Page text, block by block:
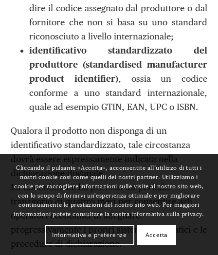
dire il codice assegnato dal produttore o dal
fornitore che non si basa su uno standard
riconosciuto a livello internazionale;
identificativo standardizzato del
produttore (standardised manufacturer
product identifier), ossia un codice
conforme a uno standard internazionale,
quale ad esempio GTIN, EAN, UPC o ISBN.
Qualora il prodotto non disponga di un
identificativo standardizzato, tale circostanza
dovrà essere espressamente indicata nella
dichiarazione doganale.
La Commissione ha previsto un periodo
transitorio di quattro mesi per consentire agli
operatori economici di adeguare
progressivamente i propri sistemi informatici e le
procedure di dichiarazione.
Cliccando il pulsante «Accetta», acconsentite all’utilizzo di tutti i
nostri cookie così come quelli dei nostri partner. Utilizziamo i
cookie per raccogliere informazioni sulle visite al nostro sito web,
con lo scopo di fornirvi un'esperienza ottimale e per migliorare
continuamente le prestazioni del nostro sito web. Per maggiori
informazioni potete consultare la nostra informativa sulla privacy.
Informativa e preferenze Accetta